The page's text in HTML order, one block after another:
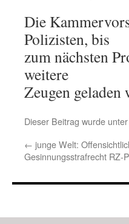
Die
Polizisten, bis
zum nächsten
weitere
Zeugen
Dieser Beitrag wurde unter
← junge Welt:
Gesinnungsstrafrecht RZ-